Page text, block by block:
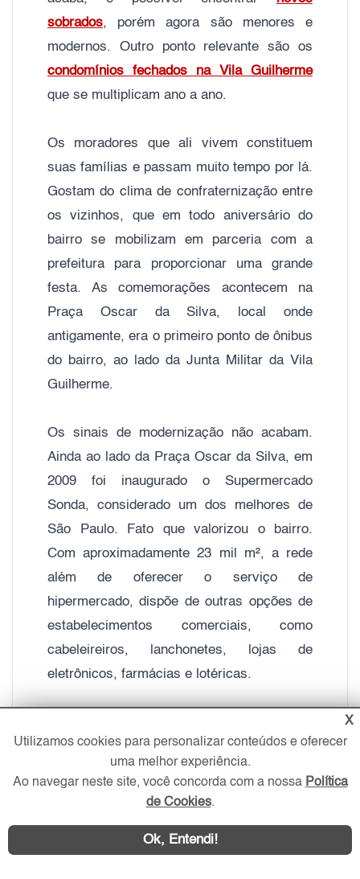
sobrados, porém agora são menores e
modernos. Outro ponto relevante são os
condomínios fechados na Vila Guilherme
que se multiplicam ano a ano.
Os moradores que ali vivem constituem
suas famílias e passam muito tempo por lá.
Gostam do clima de confraternização entre
os vizinhos, que em todo aniversário do
bairro se mobilizam em parceria com a
prefeitura para proporcionar uma grande
festa. As comemorações acontecem na
Praça Oscar da Silva, local onde
antigamente, era o primeiro ponto de ônibus
do bairro, ao lado da Junta Militar da Vila
Guilherme.
Os sinais de modernização não acabam.
Ainda ao lado da Praça Oscar da Silva, em
2009 foi inaugurado o Supermercado
Sonda, considerado um dos melhores de
São Paulo. Fato que valorizou o bairro.
Com aproximadamente 23 mil m², a rede
além de oferecer o serviço de
hipermercado, dispõe de outras opções de
estabelecimentos comerciais, como
cabeleireiros, lanchonetes, lojas de
eletrônicos, farmácias e lotéricas.
acesso a região do Brás (o maior comércio
têxtil do Brasil), localizam-se outros dois
gigantes hipermercados, o Carrefour que
de abrigar a Magazine Luiza (matriz em
X
Utilizamos cookies para personalizar conteúdos e oferecer
uma melhor experiência.
Ao navegar neste site, você concorda com a nossa Política
de Cookies.
Ok, Entendi!